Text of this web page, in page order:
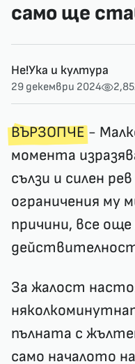
само ще
Не!Ука и култура
29 декември 2024
ВЪРЗОПЧЕ-
момента
сълзи и силен
ограничения му
причини, все още
За жалост
пълната с
само началото